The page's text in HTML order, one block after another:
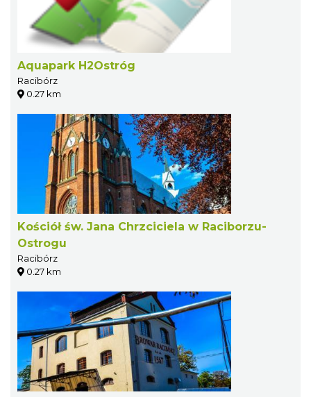
Aquapark H2Ostróg
Racibórz
0.27 km
Kościół św. Jana Chrzciciela w Raciborzu-
Ostrogu
Racibórz
0.27 km